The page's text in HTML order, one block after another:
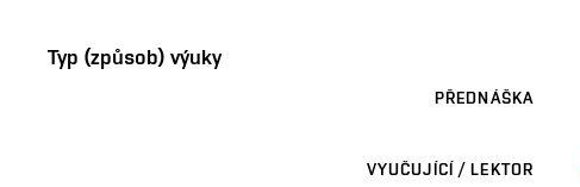
Typ (způsob) výuky
PŘEDNÁŠKA
VYUČUJÍCÍ / LEKTOR